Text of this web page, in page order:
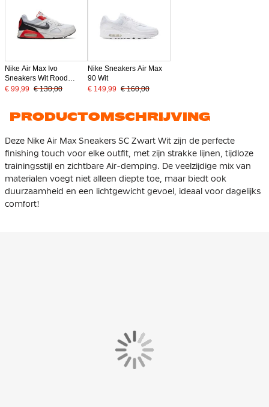
Nike Air Max Ivo
Sneakers Wit Rood
Zwart
€ 99,99 € 130,00
Nike Sneakers Air Max
90 Wit
€ 149,99 € 160,00
PRODUCTOMSCHRIJVING
Deze Nike Air Max Sneakers SC Zwart Wit zijn de perfecte
finishing touch voor elke outfit, met zijn strakke lijnen, tijdloze
trainingsstijl en zichtbare Air-demping. De veelzijdige mix van
materialen voegt niet alleen diepte toe, maar biedt ook
duurzaamheid en een lichtgewicht gevoel, ideaal voor dagelijks
comfort!